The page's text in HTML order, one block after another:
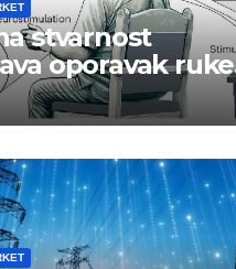
stvarnost
oporavak ruke
udara